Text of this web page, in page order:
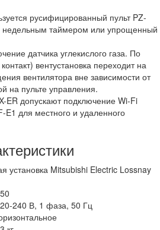
русифицированный пульт PZ-
недельным таймером или упрощенный
датчика углекислого газа. По
вентустановка переходит на
вентилятора вне зависимости от
на пульте управления.
ER допускают подключение Wi-Fi
для местного и удаленного
установка Mitsubishi Electric Lossnay
240 В, 1 фаза, 50 Гц